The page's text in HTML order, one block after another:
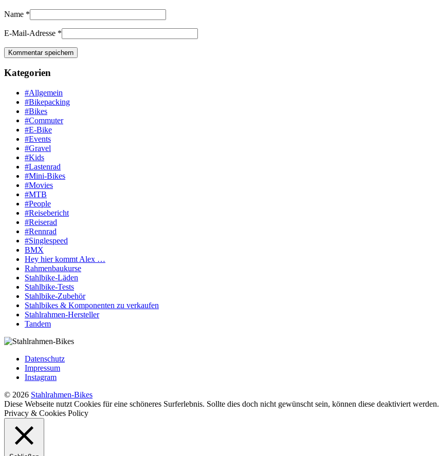
Name *
E-Mail-Adresse *
Kategorien
#Allgemein
#Bikepacking
#Bikes
#Commuter
#E-Bike
#Events
#Gravel
#Kids
#Lastenrad
#Mini-Bikes
#Movies
#MTB
#People
#Reisebericht
#Reiserad
#Rennrad
#Singlespeed
BMX
Hey hier kommt Alex …
Rahmenbaukurse
Stahlbike-Läden
Stahlbike-Tests
Stahlbike-Zubehör
Stahlbikes & Komponenten zu verkaufen
Stahlrahmen-Hersteller
Tandem
Datenschutz
Impressum
Instagram
© 2026 Stahlrahmen-Bikes
Diese Webseite nutzt Cookies für eine schöneres Surferlebnis. Sollte dies doch nicht gewünscht sein, können diese deaktiviert werden.
Privacy & Cookies Policy